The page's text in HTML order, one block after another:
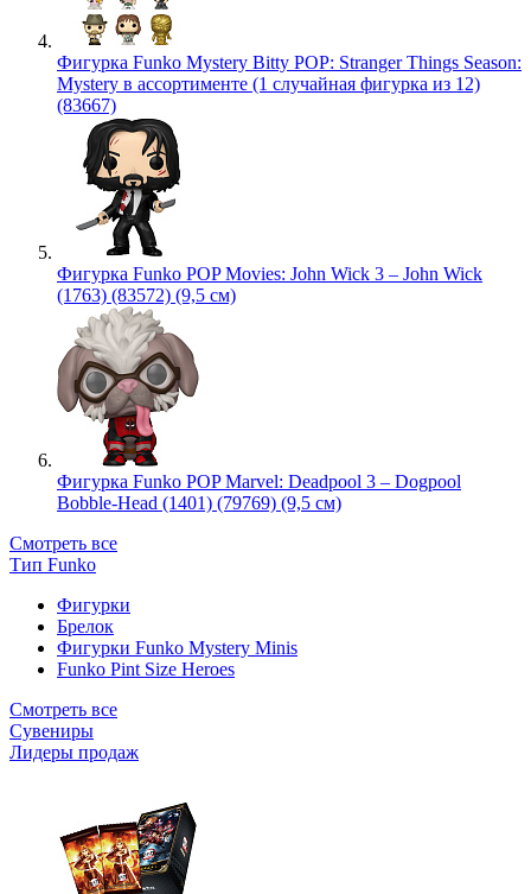
Фигурка Funko Mystery Bitty POP: Stranger Things Season:
Mystery в ассортименте (1 случайная фигурка из 12)
(83667)
Фигурка Funko POP Movies: John Wick 3 – John Wick
(1763) (83572) (9,5 см)
Фигурка Funko POP Marvel: Deadpool 3 – Dogpool
Bobble-Head (1401) (79769) (9,5 см)
Смотреть все
Тип Funko
Фигурки
Брелок
Фигурки Funko Mystery Minis
Funko Pint Size Heroes
Смотреть все
Сувениры
Лидеры продаж